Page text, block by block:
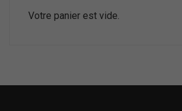
Votre panier est vide.